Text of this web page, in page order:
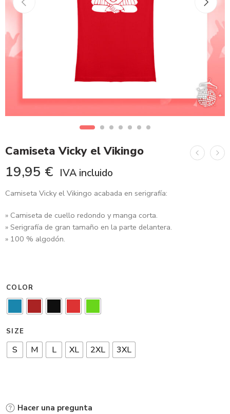
Camiseta Vicky el Vikingo
19,95 € IVA incluido
Camiseta Vicky el Vikingo acabada en serigrafía:
» Camiseta de cuello redondo y manga corta.
» Serigrafía de gran tamaño en la parte delantera.
» 100 % algodón.
COLOR
SIZE
S M L XL 2XL 3XL
Hacer una pregunta